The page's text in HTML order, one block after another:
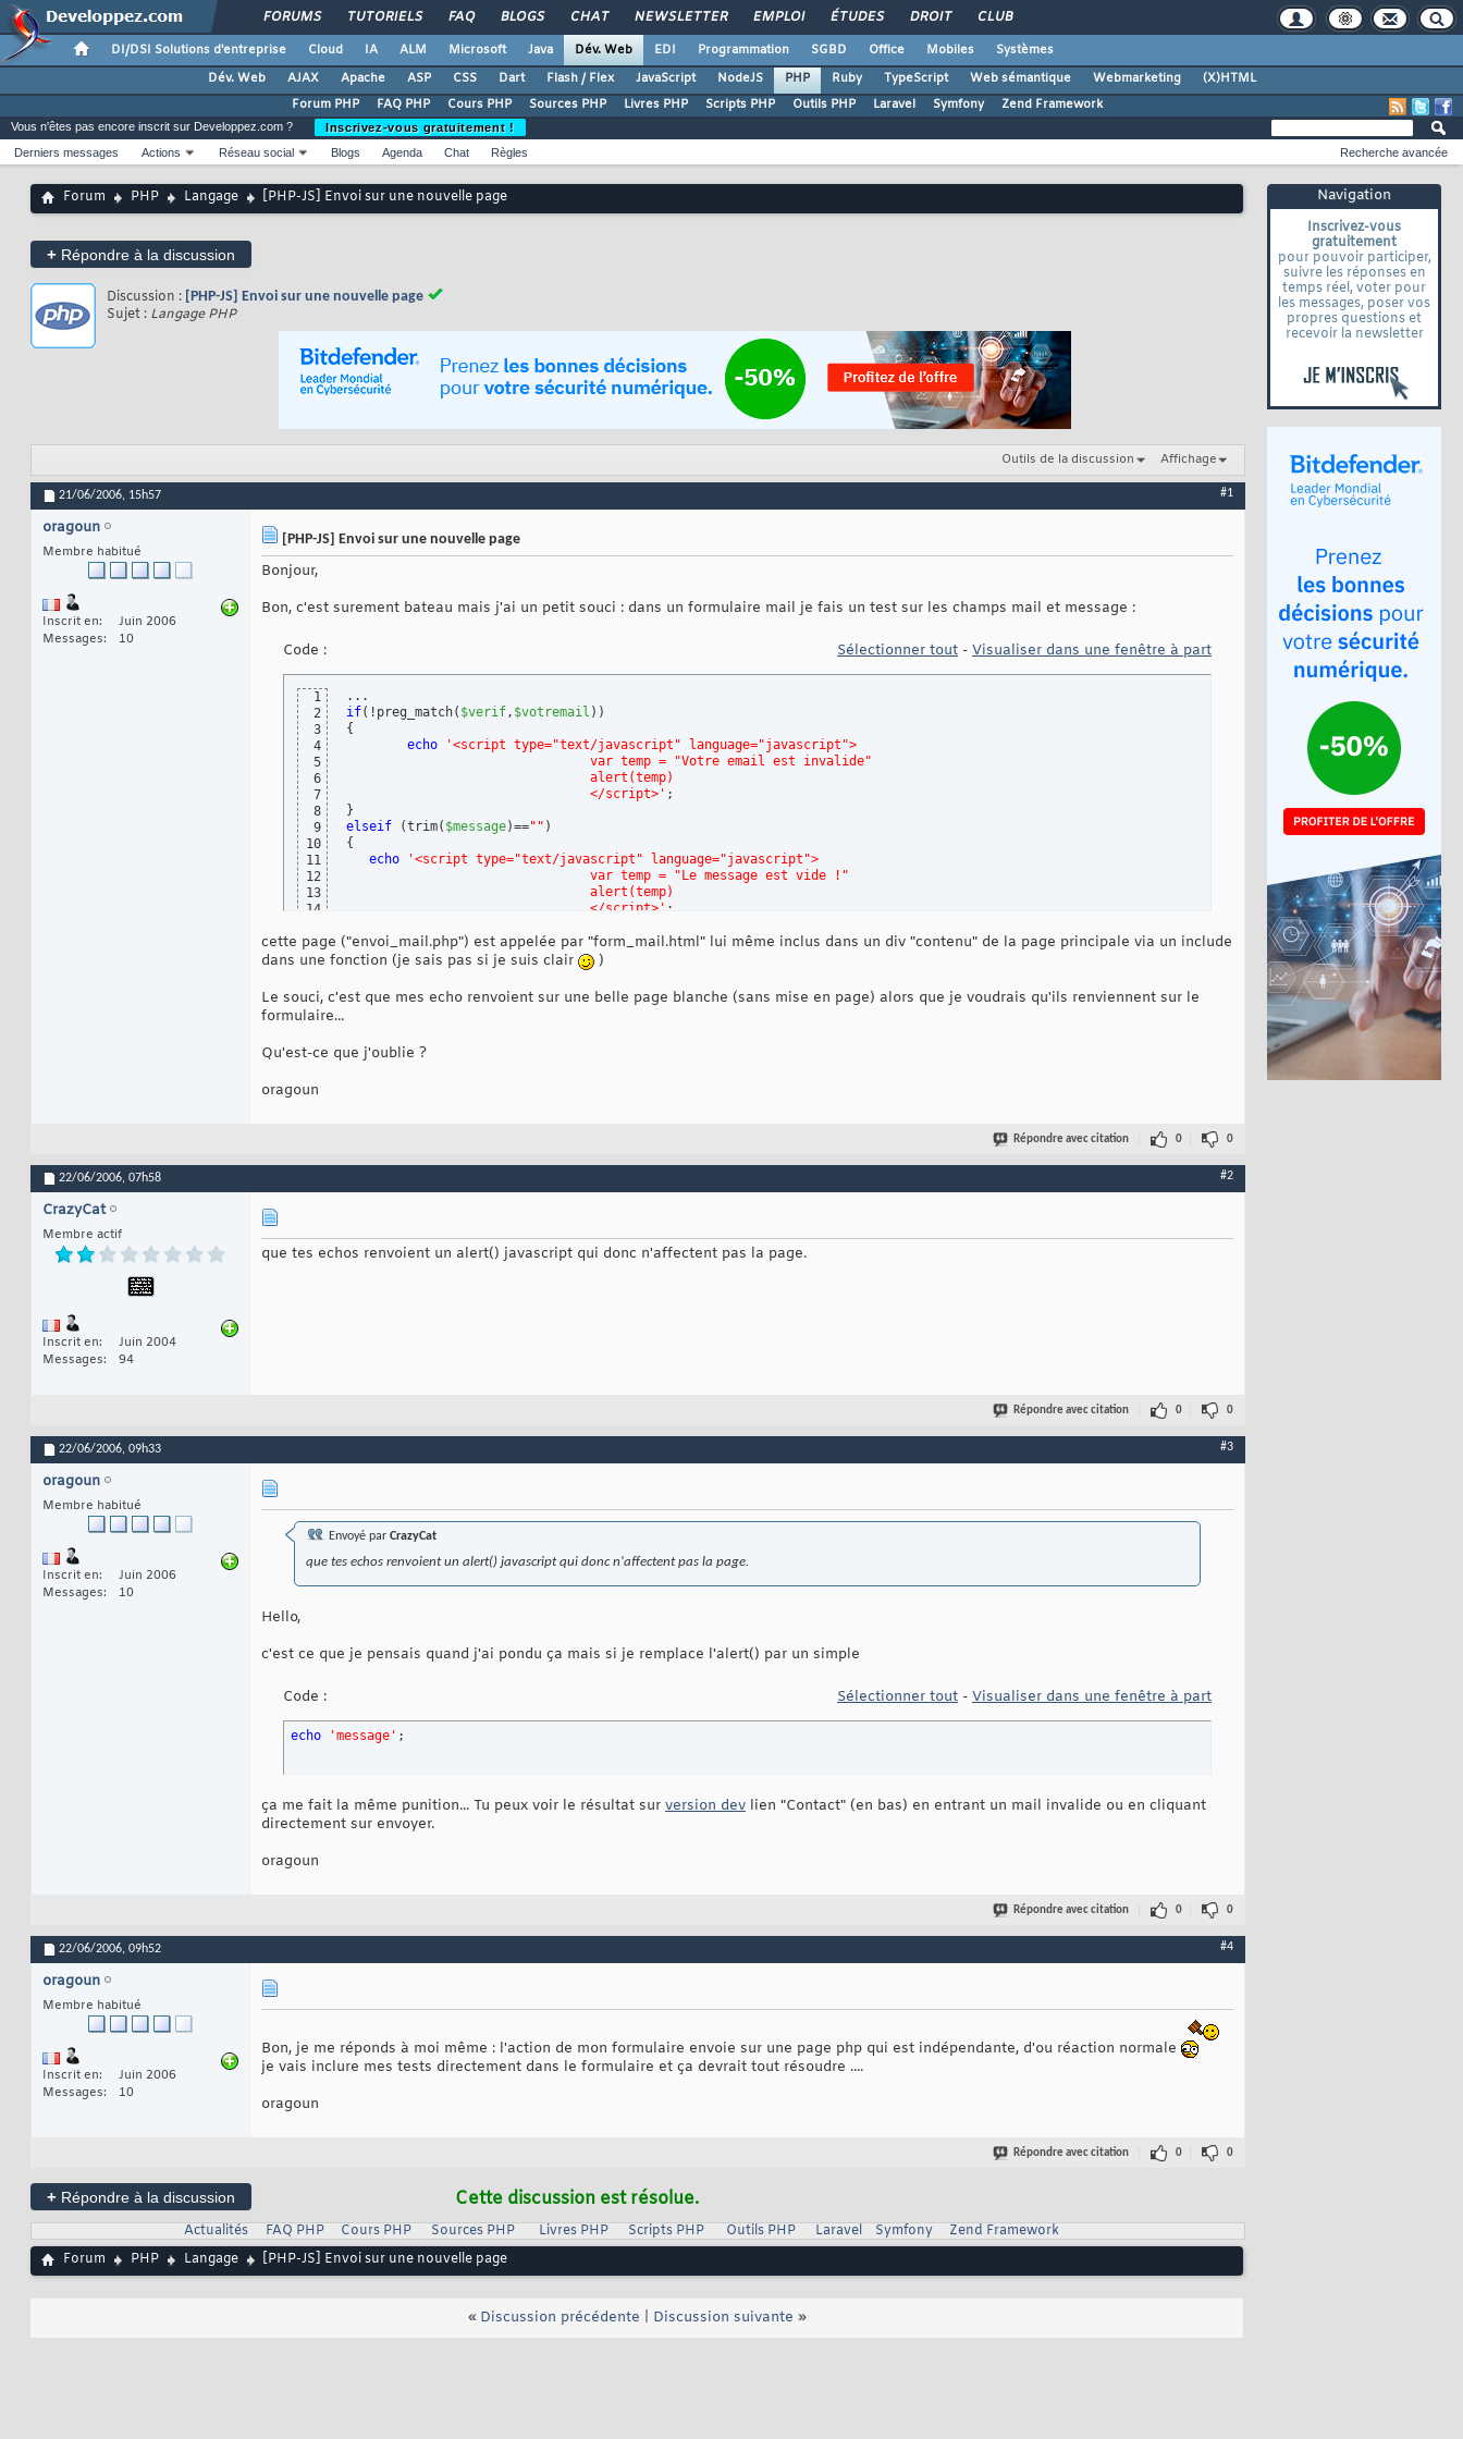
FORUMS TUTORIELS FAQ BLOGS CHAT NEWSLETTER EMPLOI ÉTUDES DROIT CLUB
DI/DSI Solutions d'entreprise Cloud IA ALM Microsoft Java Dév. Web EDI Programmation SGBD Office Mobiles
Systèmes
Dév. Web
AJAX Apache ASP CSS Dart Flash / Flex JavaScript NodeJS PHP Ruby TypeScript Web sémantique Webmarketing
(X)HTML
Forum PHP
FAQ PHP Cours PHP Sources PHP Livres PHP Scripts PHP Outils PHP Laravel Symfony Zend Framework
Navigation
Inscrivez-vous
gratuitement
pour pouvoir participer,
suivre les réponses en
temps réel, voter pour
les messages, poser vos
propres questions et
recevoir la newsletter
Vous n'êtes pas encore inscrit sur Developpez.com ?
Inscrivez-vous gratuitement !
Derniers messages
Actions Réseau social Blogs Agenda Chat Règles Recherche avancée
Forum PHP Langage [PHP-JS] Envoi sur une nouvelle page
+ Répondre à la discussion
Discussion : [PHP-JS] Envoi sur une nouvelle page
Sujet : Langage PHP
Outils de la discussion Affichage
21/06/2006, 15h57 #1
oragoun
Membre habitué
Inscrit en
Juin 2006
Messages
10
[PHP-JS] Envoi sur une nouvelle page
Bonjour,
Bon, c'est surement bateau mais j'ai un petit souci : dans un formulaire mail je fais un test sur les champs mail et message :
Code : Sélectionner tout - Visualiser dans une fenêtre à part
1
2
3
4
5
6
7
8
9
10
11
12
13
14
16
17
19
20
21
23
if( !preg_match( $verif, $votremail ) )
{
echo
'<script type="text/javascript" language="javascript">
  				var temp = "Votre email est invalide"
  				alert(temp)
				</script>'
}
elseif
(trim( $message)=="" )
{
echo
'<script type="text/javascript" language="javascript">
  				var temp = "Le message est vide !"
  				alert(temp)
				</script>'
else
{
$objet
'<script type="text/javascript" language="javascript">
  				var temp = "Message envoyé au webmaster"
}
cette page ("envoi_mail.php") est appelée par "form_mail.html" lui même inclus dans un div "contenu" de la page principale via un include
dans une fonction (je sais pas si je suis clair
)
Le souci, c'est que mes echo renvoient sur une belle page blanche (sans mise en page) alors que je voudrais qu'ils renviennent sur le
formulaire...
Qu'est-ce que j'oublie ?
oragoun
Répondre avec citation 0 0
22/06/2006, 07h58 #2
CrazyCat
Membre actif
Inscrit en
Juin 2004
Messages
94
que tes echos renvoient un alert() javascript qui donc n'affectent pas la page.
Répondre avec citation 0 0
22/06/2006, 09h33 #3
oragoun
Membre habitué
Inscrit en
Juin 2006
Messages
10
Envoyé par CrazyCat
que tes echos renvoient un alert() javascript qui donc n'affectent pas la page.
Hello,
c'est ce que je pensais quand j'ai pondu ça mais si je remplace l'alert() par un simple
Code : Sélectionner tout - Visualiser dans une fenêtre à part
echo 'message' ;
ça me fait la même punition... Tu peux voir le résultat sur version dev lien "Contact" (en bas) en entrant un mail invalide ou en cliquant
directement sur envoyer.
oragoun
Répondre avec citation 0 0
22/06/2006, 09h52 #4
oragoun
Membre habitué
Inscrit en
Juin 2006
Messages
10
Bon, je me réponds à moi même : l'action de mon formulaire envoie sur une page php qui est indépendante, d'ou réaction normale
je vais inclure mes tests directement dans le formulaire et ça devrait tout résoudre ....
oragoun
Répondre avec citation 0 0
+ Répondre à la discussion Cette discussion est résolue.
Actualités FAQ PHP Cours PHP Sources PHP Livres PHP Scripts PHP Outils PHP Laravel Symfony
Zend Framework
Forum
PHP Langage [PHP-JS] Envoi sur une nouvelle page
« Discussion précédente Discussion suivante »